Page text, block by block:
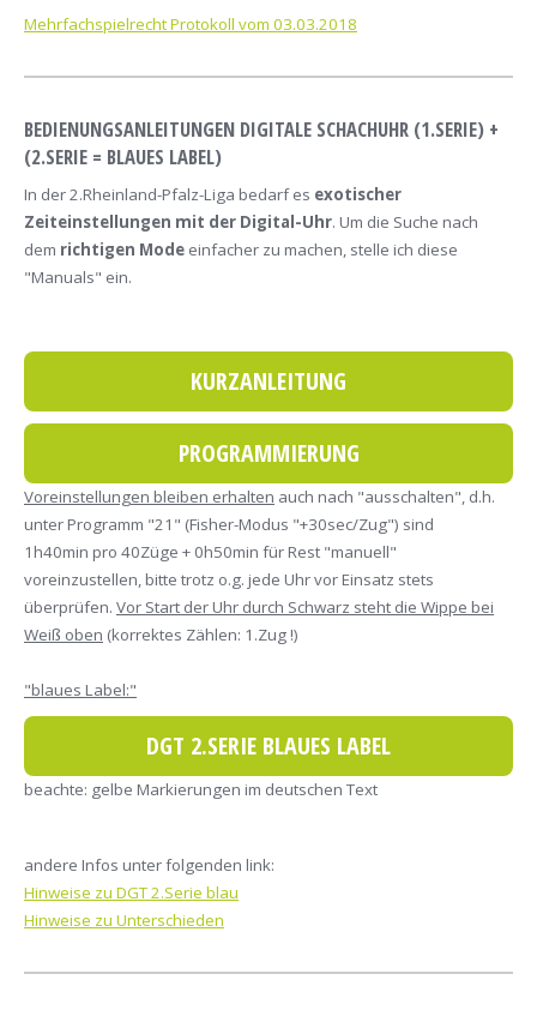
Mehrfachspielrecht Protokoll vom 03.03.2018
BEDIENUNGSANLEITUNGEN DIGITALE SCHACHUHR (1.SERIE) +
(2.SERIE = BLAUES LABEL)
In der 2.Rheinland-Pfalz-Liga bedarf es exotischer
Zeiteinstellungen mit der Digital-Uhr. Um die Suche nach
dem richtigen Mode einfacher zu machen, stelle ich diese
"Manuals" ein.
KURZANLEITUNG
PROGRAMMIERUNG
Voreinstellungen bleiben erhalten auch nach "ausschalten", d.h.
unter Programm "21" (Fisher-Modus "+30sec/Zug") sind
1h40min pro 40Züge + 0h50min für Rest "manuell"
voreinzustellen, bitte trotz o.g. jede Uhr vor Einsatz stets
überprüfen. Vor Start der Uhr durch Schwarz steht die Wippe bei
Weiß oben (korrektes Zählen: 1.Zug !)
"blaues Label:"
DGT 2.SERIE BLAUES LABEL
beachte: gelbe Markierungen im deutschen Text
andere Infos unter folgenden link:
Hinweise zu DGT 2.Serie blau
Hinweise zu Unterschieden